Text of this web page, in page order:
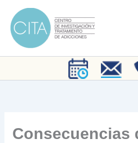
contenido
Consecuencias